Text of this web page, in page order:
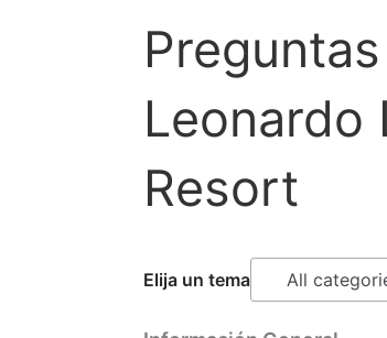
Leonardo
Resort
Elija un tema